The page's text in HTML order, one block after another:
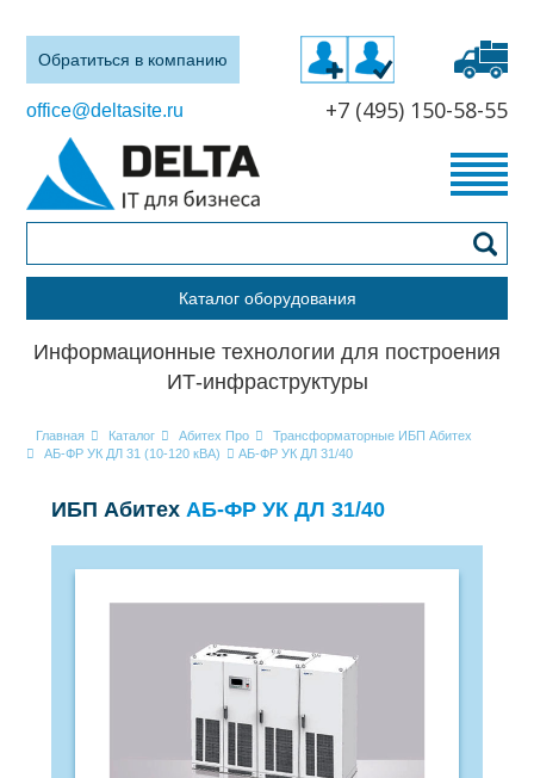
Обратиться в компанию
office@deltasite.ru +7 (495) 150-58-55
Каталог оборудования
Информационные технологии для построения
ИТ-инфраструктуры
Главная Каталог Абитех Про
Трансформаторные ИБП Абитех
АБ-ФР УК ДЛ 31 (10-120 кВА)
АБ-ФР УК ДЛ 31/40
ИБП Абитех АБ-ФР УК ДЛ 31/40